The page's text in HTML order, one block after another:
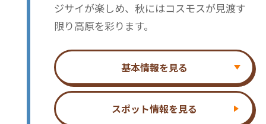
ジサイが楽しめ、秋にはコスモスが見渡す
限り高原を彩ります。
基本情報を見る
スポット情報を見る